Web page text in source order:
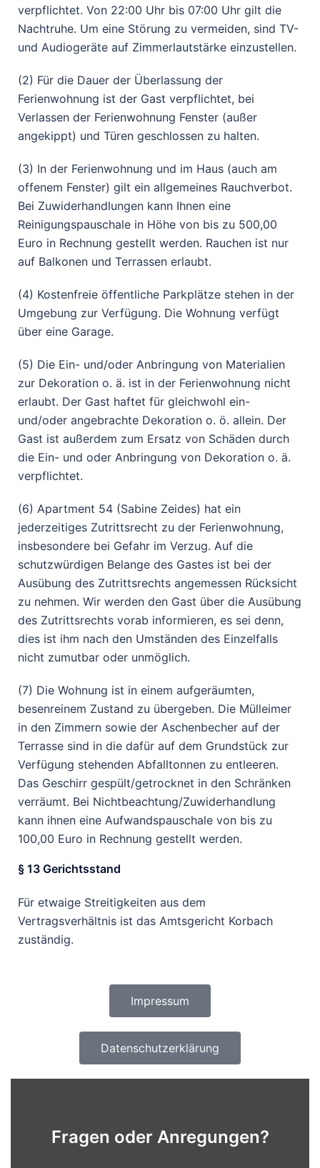
verpflichtet. Von 22:00 Uhr bis 07:00 Uhr gilt die
Nachtruhe. Um eine Störung zu vermeiden, sind TV-
und Audiogeräte auf Zimmerlautstärke einzustellen.
(2) Für die Dauer der Überlassung der
Ferienwohnung ist der Gast verpflichtet, bei
Verlassen der Ferienwohnung Fenster (außer
angekippt) und Türen geschlossen zu halten.
(3) In der Ferienwohnung und im Haus (auch am
offenem Fenster) gilt ein allgemeines Rauchverbot.
Bei Zuwiderhandlungen kann Ihnen eine
Reinigungspauschale in Höhe von bis zu 500,00
Euro in Rechnung gestellt werden. Rauchen ist nur
auf Balkonen und Terrassen erlaubt.
(4) Kostenfreie öffentliche Parkplätze stehen in der
Umgebung zur Verfügung. Die Wohnung verfügt
über eine Garage.
(5) Die Ein- und/oder Anbringung von Materialien
zur Dekoration o. ä. ist in der Ferienwohnung nicht
erlaubt. Der Gast haftet für gleichwohl ein-
und/oder angebrachte Dekoration o. ö. allein. Der
Gast ist außerdem zum Ersatz von Schäden durch
die Ein- und oder Anbringung von Dekoration o. ä.
verpflichtet.
(6) Apartment 54 (Sabine Zeides) hat ein
jederzeitiges Zutrittsrecht zu der Ferienwohnung,
insbesondere bei Gefahr im Verzug. Auf die
schutzwürdigen Belange des Gastes ist bei der
Ausübung des Zutrittsrechts angemessen Rücksicht
zu nehmen. Wir werden den Gast über die Ausübung
des Zutrittsrechts vorab informieren, es sei denn,
dies ist ihm nach den Umständen des Einzelfalls
nicht zumutbar oder unmöglich.
(7) Die Wohnung ist in einem aufgeräumten,
besenreinem Zustand zu übergeben. Die Mülleimer
in den Zimmern sowie der Aschenbecher auf der
Terrasse sind in die dafür auf dem Grundstück zur
Verfügung stehenden Abfalltonnen zu entleeren.
Das Geschirr gespült/getrocknet in den Schränken
verräumt. Bei Nichtbeachtung/Zuwiderhandlung
kann ihnen eine Aufwandspauschale von bis zu
100,00 Euro in Rechnung gestellt werden.
§ 13 Gerichtsstand
Für etwaige Streitigkeiten aus dem
Vertragsverhältnis ist das Amtsgericht Korbach
zuständig.
Impressum
Datenschutzerklärung
Fragen oder Anregungen?